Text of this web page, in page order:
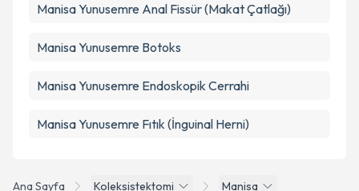
Ana Sayfa Koleksistektomi
Manisa
Manisa Yunusemre Anal Fissür (Makat Çatlağı)
Manisa Yunusemre Botoks
Manisa Yunusemre Endoskopik Cerrahi
Manisa Yunusemre Fıtık (İnguinal Herni)